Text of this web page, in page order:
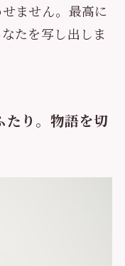
ません。最高に
たを写し出しま
たり。物語を切